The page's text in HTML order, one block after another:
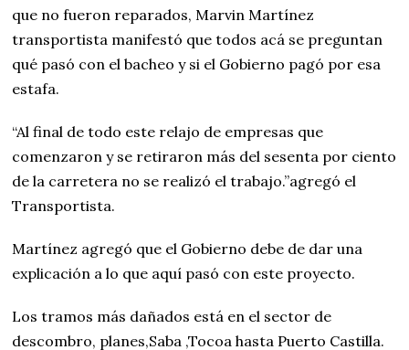
que no fueron reparados, Marvin Martínez
transportista manifestó que todos acá se preguntan
qué pasó con el bacheo y si el Gobierno pagó por esa
estafa.
“Al final de todo este relajo de empresas que
comenzaron y se retiraron más del sesenta por ciento
de la carretera no se realizó el trabajo.”agregó el
Transportista.
Martínez agregó que el Gobierno debe de dar una
explicación a lo que aquí pasó con este proyecto.
Los tramos más dañados está en el sector de
descombro, planes,Saba ,Tocoa hasta Puerto Castilla.